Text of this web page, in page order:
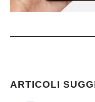
ARTICOLI